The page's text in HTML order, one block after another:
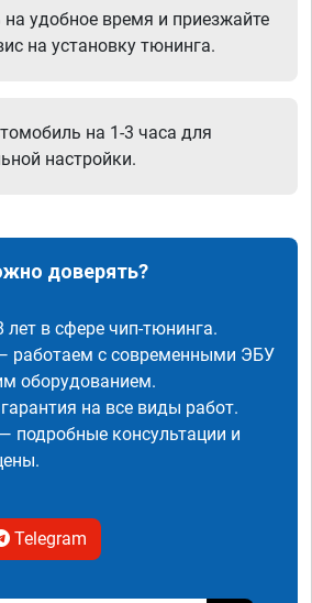
удобное время и приезжайте
на установку тюнинга.
на 1-3 часа для
настройки.
доверять?
в сфере чип-тюнинга.
работаем с современными ЭБУ
оборудованием.
на все виды работ.
подробные консультации и
Telegram